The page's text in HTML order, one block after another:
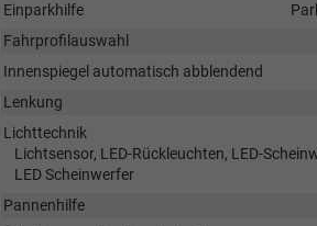
Einparkhilfe
Fahrprofilauswahl
Innenspiegel automatisch abblendend
Lenkung
Lichttechnik
Lichtsensor, LED-Rückleuchten, LED-
LED Scheinwerfer
Pannenhilfe